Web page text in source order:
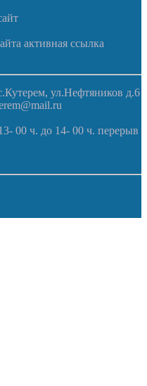
активная ссылка
ул.Нефтяников д.6
00 ч. до 14- 00 ч. перерыв